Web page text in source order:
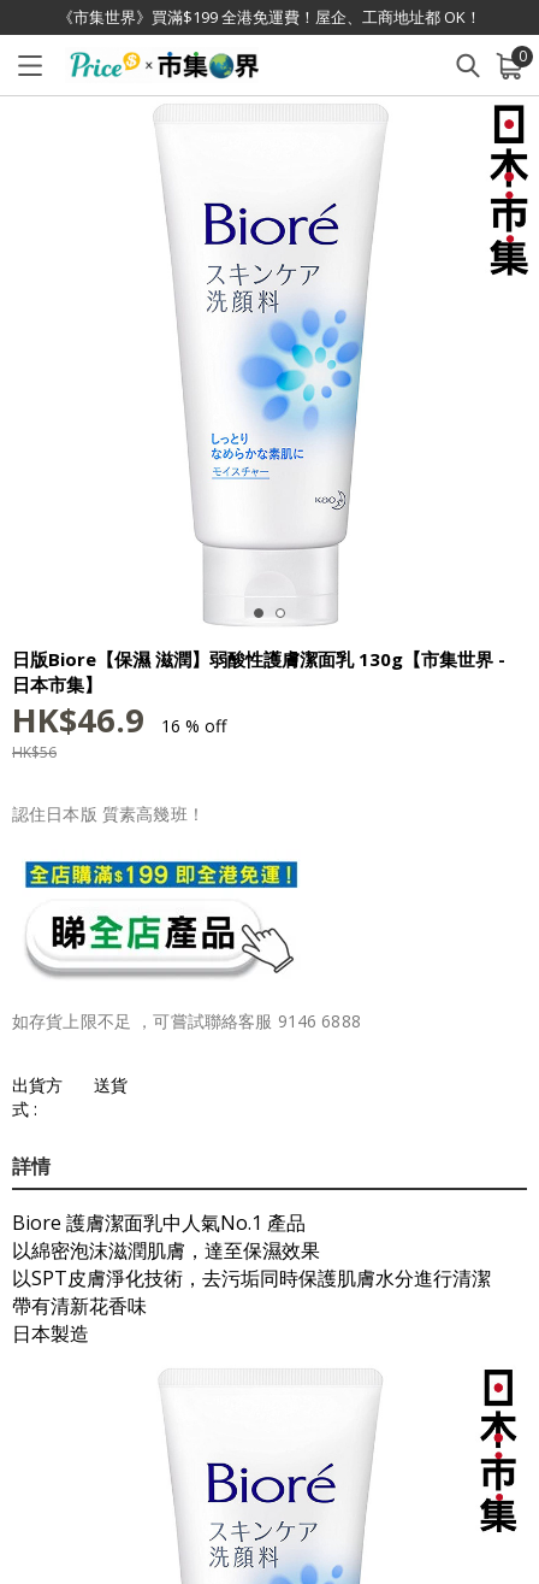
《市集世界》買滿$199 全港免運費！屋企、工商地址都 OK！
0
已加入購物車 查看
日版Biore【保濕 滋潤】弱酸性護膚潔面乳 130g【市集世界 -
日本市集】
HK$46.9 16 % off
HK$56
認住日本版 質素高幾班！
如存貨上限不足 ，可嘗試聯絡客服 9146 6888
出貨方
式 :
送貨
詳情
Biore 護膚潔面乳中人氣No.1 產品
以綿密泡沫滋潤肌膚，達至保濕效果
以SPT皮膚淨化技術，去污垢同時保護肌膚水分進行清潔
帶有清新花香味
日本製造